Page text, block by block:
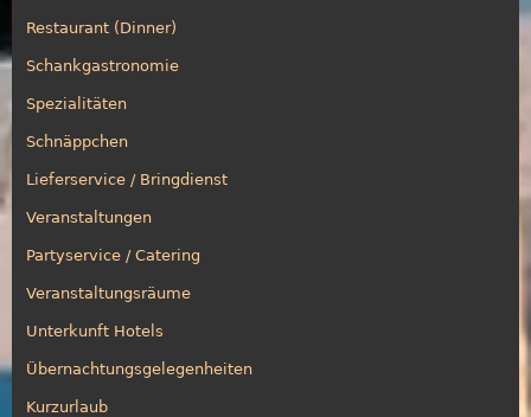
Restaurant (Dinner)
Schankgastronomie
Spezialitäten
Schnäppchen
Lieferservice / Bringdienst
Veranstaltungen
Partyservice / Catering
Veranstaltungsräume
Unterkunft Hotels
Übernachtungsgelegenheiten
Kurzurlaub